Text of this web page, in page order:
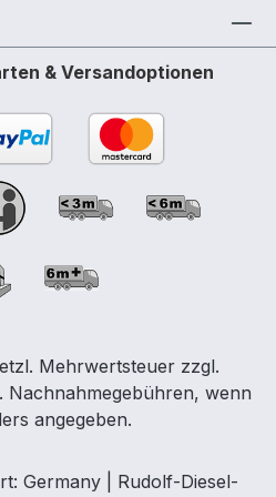
& Versandoptionen
Mehrwertsteuer zzgl.
Nachnahmegebühren, wenn
angegeben.
Germany | Rudolf-Diesel-